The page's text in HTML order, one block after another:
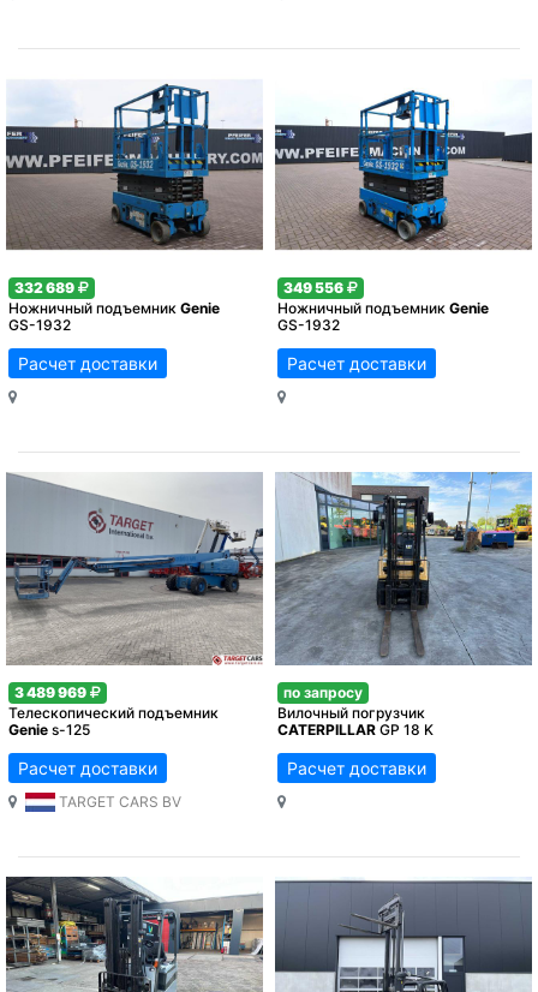
332 689
Ножничный подъемник Genie
GS-1932
Расчет доставки
349 556
Ножничный подъемник Genie
GS-1932
Расчет доставки
3 489 969
Телескопический подъемник
Genie s-125
Расчет доставки
TARGET CARS BV
по запросу
Вилочный погрузчик
CATERPILLAR GP 18 K
Расчет доставки